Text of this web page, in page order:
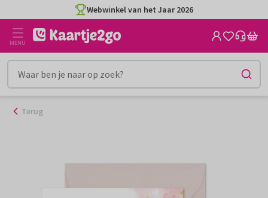
naar
inhoud
Webwinkel van het Jaar 2026
MENU
Terug